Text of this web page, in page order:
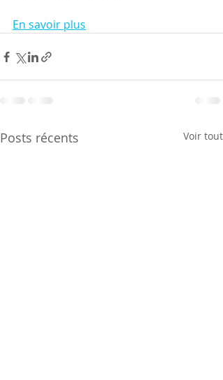
En savoir plus
Posts récents Voir tout